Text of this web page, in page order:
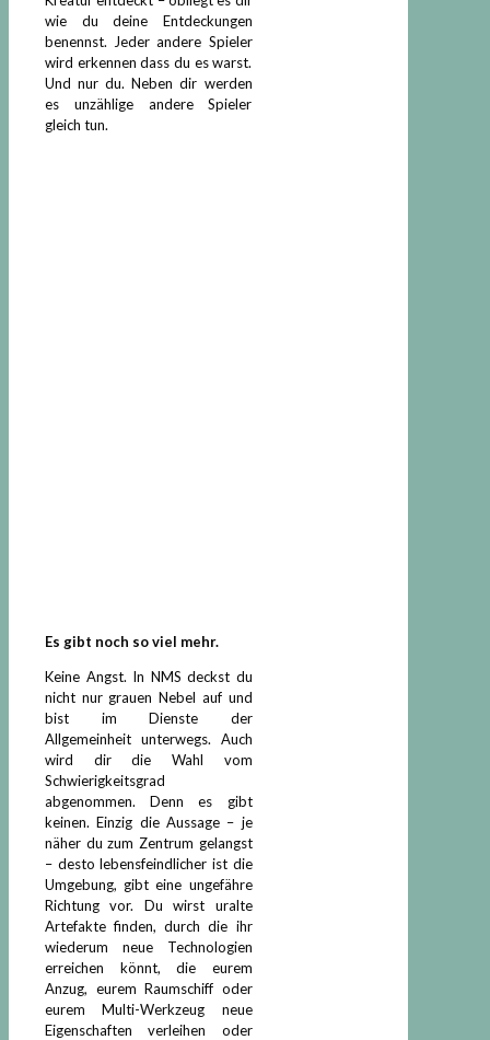
wie du deine Entdeckungen
benennst. Jeder andere Spieler
wird erkennen dass du es warst.
Und nur du. Neben dir werden
es unzählige andere Spieler
gleich tun.
Es gibt noch so viel mehr.
Keine Angst. In NMS deckst du
nicht nur grauen Nebel auf und
bist im Dienste der
Allgemeinheit unterwegs. Auch
wird dir die Wahl vom
Schwierigkeitsgrad
abgenommen. Denn es gibt
keinen. Einzig die Aussage – je
näher du zum Zentrum gelangst
– desto lebensfeindlicher ist die
Umgebung, gibt eine ungefähre
Richtung vor. Du wirst uralte
Artefakte finden, durch die ihr
wiederum neue Technologien
erreichen könnt, die eurem
Anzug, eurem Raumschiff oder
eurem Multi-Werkzeug neue
Eigenschaften verleihen oder